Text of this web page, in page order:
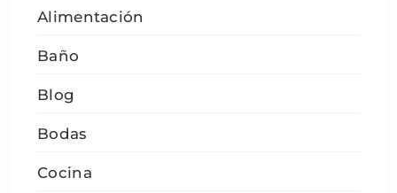
Alimentación
Baño
Blog
Bodas
Cocina